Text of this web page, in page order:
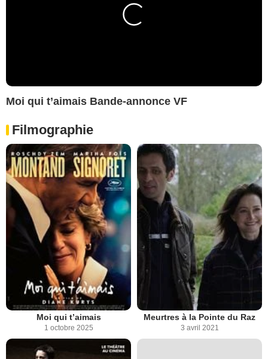
Moi qui t’aimais Bande-annonce VF
Filmographie
Moi qui t’aimais
1 octobre 2025
Meurtres à la Pointe du Raz
3 avril 2021